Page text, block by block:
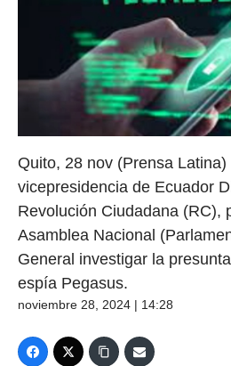
Quito, 28 nov (Prensa
vicepresidencia de Ecuador
Revolución Ciudadana (RC),
Asamblea Nacional
General investigar la
espía Pegasus.
noviembre 28, 2024 | 14:28